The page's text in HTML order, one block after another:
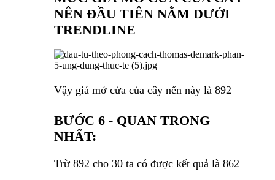
NÊN ĐẦU TIÊN NẰM DƯỚI
TRENDLINE
Vậy giá mở cửa của cây nến này là 892
BƯỚC 6 - QUAN TRONG
NHẤT:
Trừ 892 cho 30 ta có được kết quả là 862